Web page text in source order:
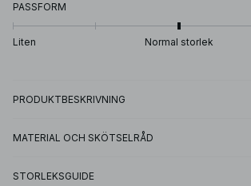
PASSFORM
Liten Normal storlek
PRODUKTBESKRIVNING
MATERIAL OCH SKÖTSELRÅD
STORLEKSGUIDE